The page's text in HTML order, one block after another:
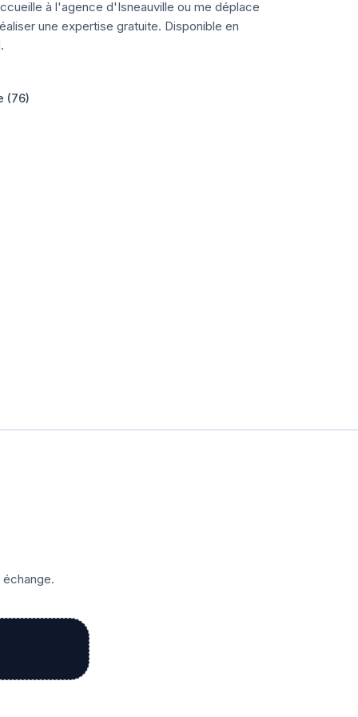
à l'agence d'Isneauville ou me déplace
une expertise gratuite. Disponible en
(76)